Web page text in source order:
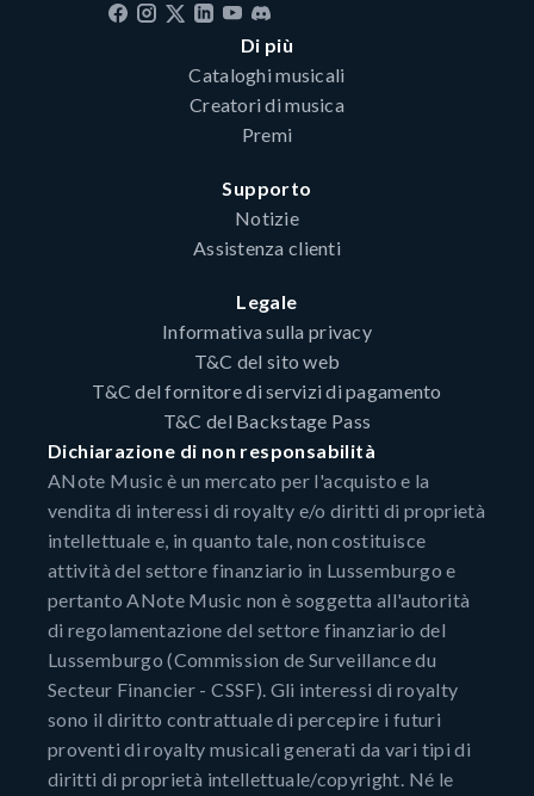
Di più
Cataloghi musicali
Creatori di musica
Premi
Supporto
Notizie
Assistenza clienti
Legale
Informativa sulla privacy
T&C del sito web
T&C del fornitore di servizi di pagamento
T&C del Backstage Pass
Dichiarazione di non responsabilità
ANote Music è un mercato per l'acquisto e la
vendita di interessi di royalty e/o diritti di proprietà
intellettuale e, in quanto tale, non costituisce
attività del settore finanziario in Lussemburgo e
pertanto ANote Music non è soggetta all'autorità
di regolamentazione del settore finanziario del
Lussemburgo (Commission de Surveillance du
Secteur Financier - CSSF). Gli interessi di royalty
sono il diritto contrattuale di percepire i futuri
proventi di royalty musicali generati da vari tipi di
diritti di proprietà intellettuale/copyright. Né le